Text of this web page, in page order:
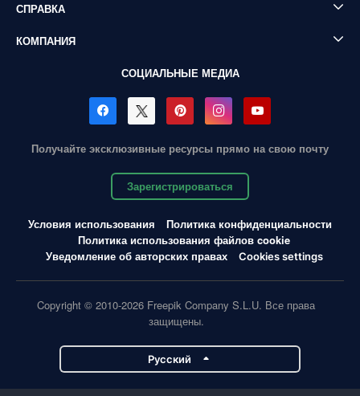
СПРАВКА
КОМПАНИЯ
СОЦИАЛЬНЫЕ МЕДИА
Получайте эксклюзивные ресурсы прямо на свою почту
Зарегистрироваться
Условия использования
Политика конфиденциальности
Политика использования файлов cookie
Уведомление об авторских правах
Cookies settings
Copyright © 2010-2026 Freepik Company S.L.U. Все права
защищены.
Pусский